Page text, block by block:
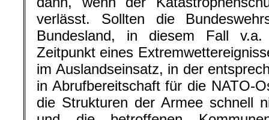
verlässt. Sollten die
Bundesland, in diesem Fall
Zeitpunkt eines
im Auslandseinsatz, in der
in Abrufbereitschaft für die NATO-
die Strukturen der Armee schnell